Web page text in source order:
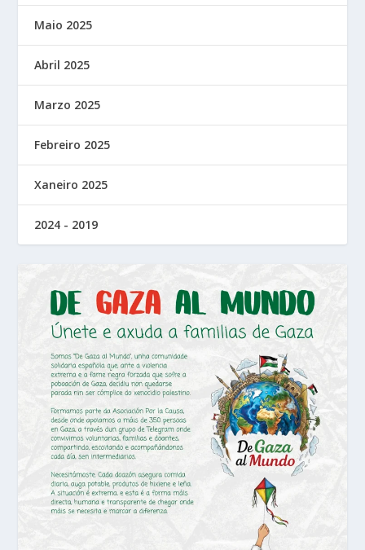
Maio 2025
Abril 2025
Marzo 2025
Febreiro 2025
Xaneiro 2025
2024 - 2019